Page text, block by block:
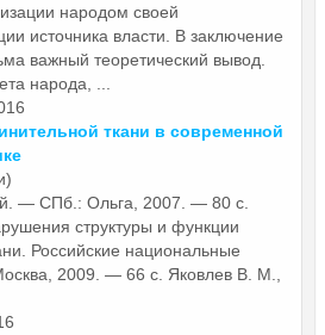
народом своей
источника власти. В заключение
важный теоретический вывод.
народа, ...
ткани в современной
— СПб.: Ольга, 2007. — 80 с.
структуры и функции
Российские национальные
2009. — 66 с. Яковлев В. М.,